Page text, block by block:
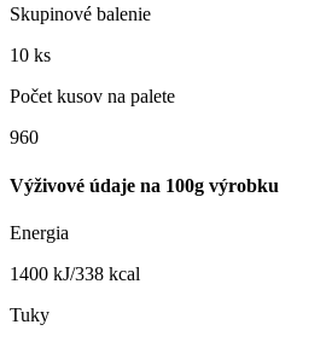
Skupinové balenie
10 ks
Počet kusov na palete
960
Výživové údaje na 100g výrobku
Energia
1400 kJ/338 kcal
Tuky